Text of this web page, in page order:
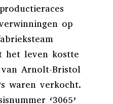
op
het leven kostte
Arnolt-Bristol
waren verkocht.
‘3065’